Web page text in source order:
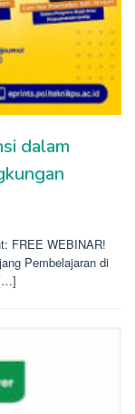
dalam
FREE WEBINAR!
Pembelajaran di